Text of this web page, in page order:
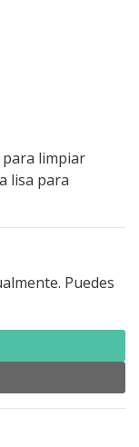
para limpiar
lisa para
Puedes